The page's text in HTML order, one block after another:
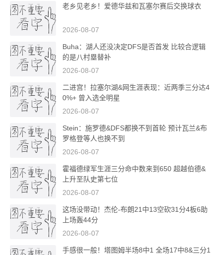
老乡见老乡！爱德华兹和瓦塞尔赛后交换球衣
2026-08-07
Buha：湖人还没决定DFS是否首发 比较合逻辑
的是八村塁替补
2026-08-07
二进宫！拉塞尔湖&网生涯表现：近两季三分达4
0%+ 曾入选全明星
2026-08-07
Stein：施罗德&DFS都换不到首轮 预计瓦兰&布
罗格登等人也换不到
2026-08-07
霍福德绿军生涯三分命中数来到650 超越伯德&
上升至队史第七位
2026-08-07
这场没带动！杰伦-布朗21中13空砍31分4板6助
上场轰44分
2026-08-07
手感很一般！塔图姆半场8中1 全场17中8&三分1